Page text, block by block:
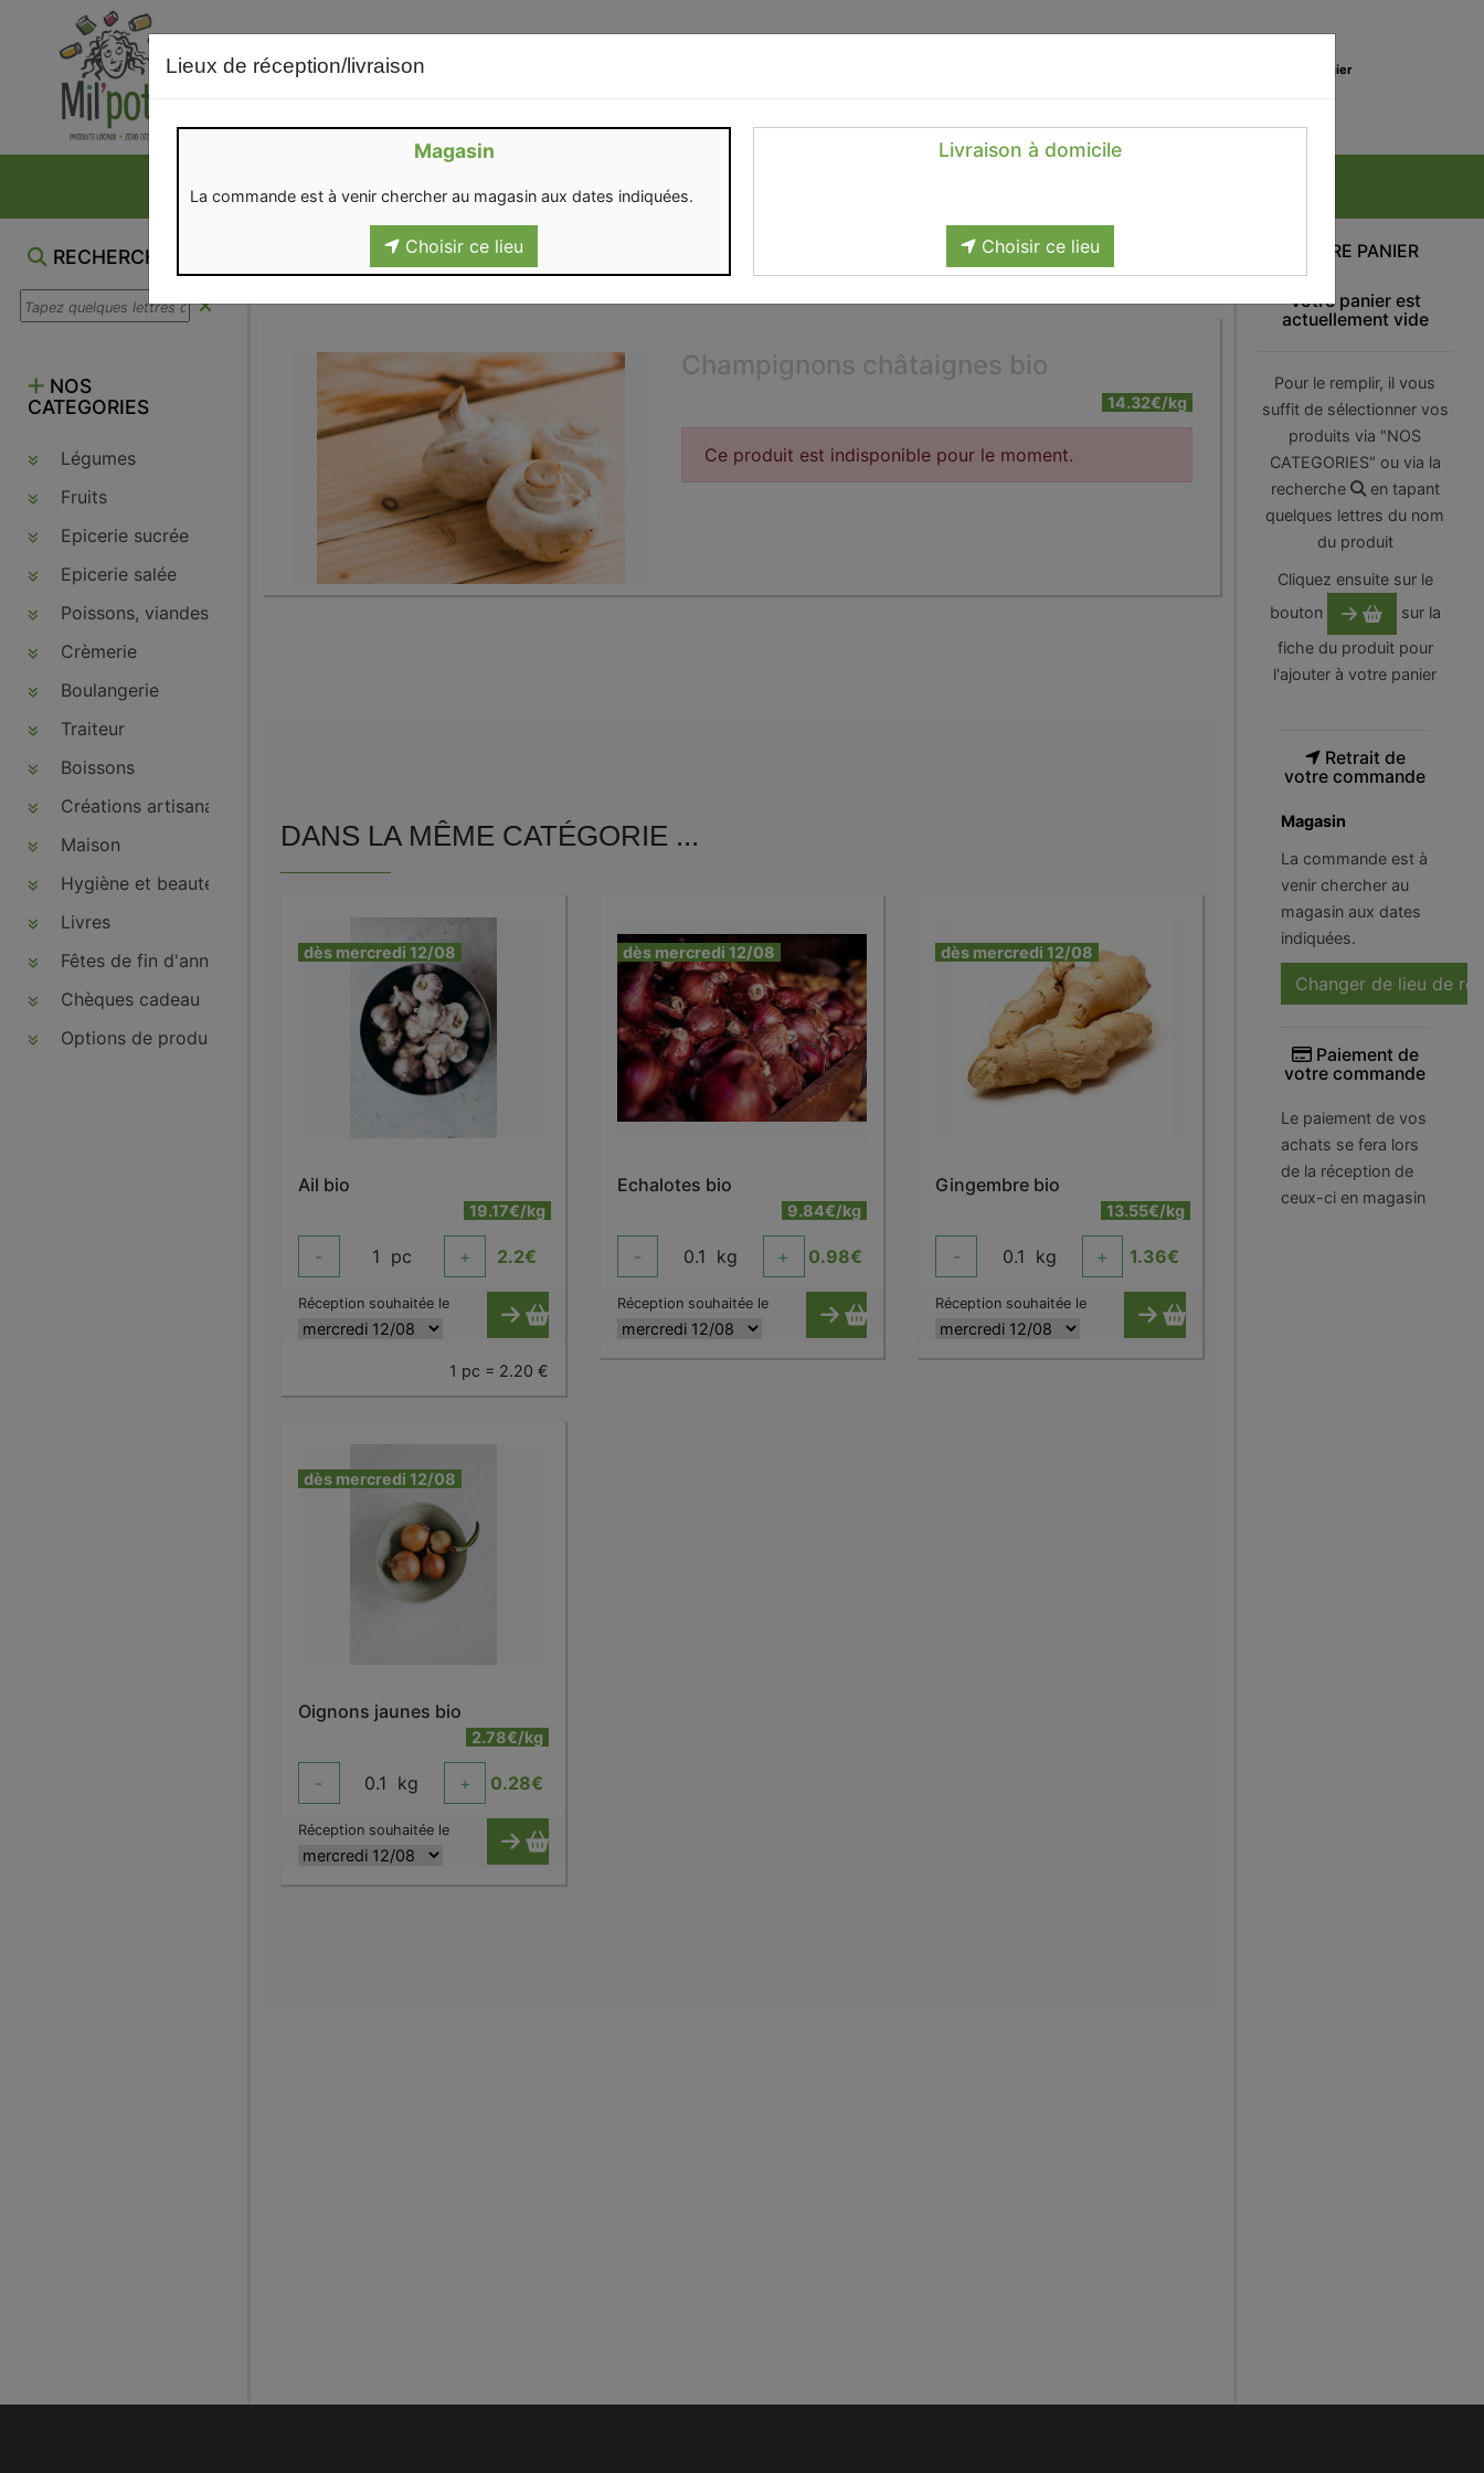
Mon panier
RECHERCHE
NOS
CATEGORIES
Légumes
Fruits
Epicerie sucrée
Epicerie salée
Poissons, viandes, volailles, charcuteries
Crèmerie
Boulangerie
Traiteur
Boissons
Créations artisanales
Maison
Hygiène et beauté
Livres
Fêtes de fin d'année
Chèques cadeau
Options de produits
Lieux de réception/livraison
Magasin
La commande est à venir chercher au magasin aux dates indiquées.
Choisir ce lieu
Livraison à domicile
Choisir ce lieu
Champignons châtaignes bio
14.32€/kg
Ce produit est indisponible pour le moment.
DANS LA MÊME CATÉGORIE ...
dès mercredi 12/08
Ail bio
19.17€/kg
- 1 pc + 2.2€
Réception souhaitée le
1 pc = 2.20 €
dès mercredi 12/08
Echalotes bio
9.84€/kg
- 0.1 kg + 0.98€
Réception souhaitée le
dès mercredi 12/08
Gingembre bio
13.55€/kg
- 0.1 kg + 1.36€
Réception souhaitée le
dès mercredi 12/08
Oignons jaunes bio
2.78€/kg
- 0.1 kg + 0.28€
Réception souhaitée le
VOTRE PANIER
Votre panier est
actuellement vide
Pour le remplir, il vous
suffit de sélectionner vos
produits via "NOS
CATEGORIES" ou via la
recherche
en tapant
quelques lettres du nom
du produit
Cliquez ensuite sur le
bouton
sur la
fiche du produit pour
l'ajouter à votre panier
Retrait de
votre commande
Magasin
La commande est à
venir chercher au
magasin aux dates
indiquées.
Changer de lieu de
Paiement de
votre commande
Le paiement de vos
achats se fera lors
de la réception de
ceux-ci en magasin